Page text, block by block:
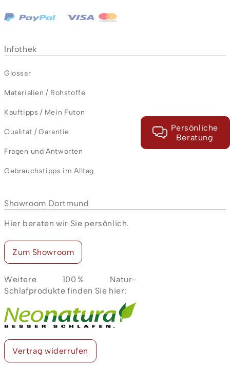
Persönliche
Beratung
Infothek
Glossar
Materialien / Rohstoffe
Kauftipps / Mein Futon
Qualität / Garantie
Fragen und Antworten
Gebrauchstipps im Alltag
Showroom Dortmund
Hier beraten wir Sie persönlich.
Zum Showroom
Weitere 100 % Natur-
Schlafprodukte finden Sie hier:
Vertrag widerrufen